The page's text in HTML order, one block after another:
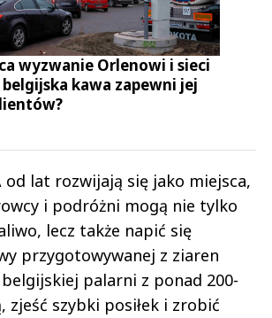
wyzwanie Orlenowi i sieci
belgijska kawa zapewni jej
od lat rozwijają się jako miejsca,
i podróżni mogą nie tylko
lecz także napić się
przygotowywanej z ziaren
palarni z ponad 200-
zjeść szybki posiłek i zrobić